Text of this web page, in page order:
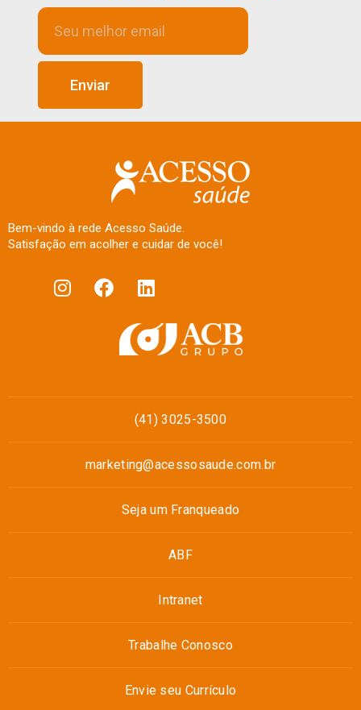
Enviar
Bem-vindo à rede Acesso Saúde.
Satisfação em acolher e cuidar de você!
(41) 3025-3500
marketing@acessosaude.com.br
Seja um Franqueado
ABF
Intranet
Trabalhe Conosco
Envie seu Currículo